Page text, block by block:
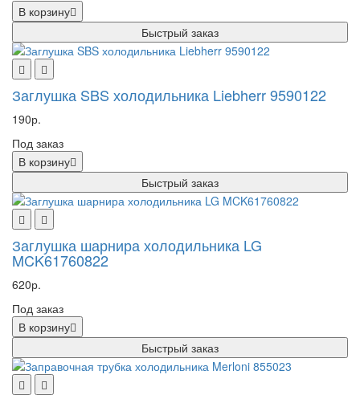
В корзину
Быстрый заказ
Заглушка SBS холодильника Liebherr 9590122
190р.
Под заказ
В корзину
Быстрый заказ
Заглушка шарнира холодильника LG
MCK61760822
620р.
Под заказ
В корзину
Быстрый заказ